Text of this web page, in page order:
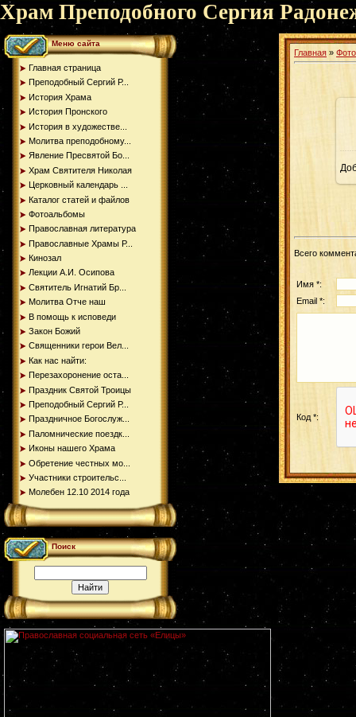
Храм Преподобного Сергия
Меню сайта
Главная страница
Преподобный Сергий Р...
История Храма
История Пронского
История в художестве...
Молитва преподобному...
Явление Пресвятой Бо...
Храм Святителя Николая
Церковный календарь ...
Каталог статей и файлов
Фотоальбомы
Православная литература
Православные Храмы Р...
Кинозал
Лекции А.И. Осипова
Святитель Игнатий Бр...
Молитва Отче наш
В помощь к исповеди
Закон Божий
Священники герои Вел...
Как нас найти:
Перезахоронение оста...
Праздник Святой Троицы
Преподобный Сергий Р...
Праздничное Богослуж...
Паломнические поездк...
Иконы нашего Храма
Обретение честных мо...
Участники строительс...
Молебен 12.10 2014 года
Поиск
Главная »
Всего
Имя *:
Email *:
Код *: